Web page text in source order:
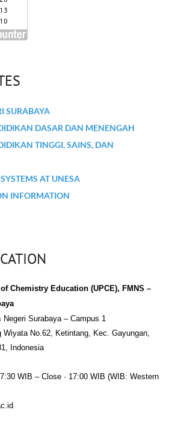
SURABAYA
DASAR DAN MENENGAH
TINGGI, SAINS, DAN
AT UNESA
INFORMATION
Chemistry Education (UPCE), FMNS –
Negeri Surabaya – Campus 1
Wiyata No.62, Ketintang, Kec. Gayungan,
Indonesia
WIB – Close · 17:00 WIB (WIB: Western